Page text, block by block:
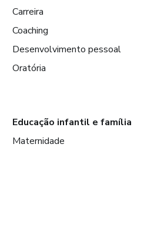
Carreira
Coaching
Desenvolvimento pessoal
Oratória
Educação infantil e família
Maternidade